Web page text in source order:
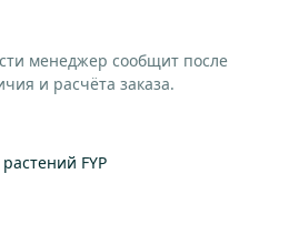
менеджер сообщит после
и расчёта заказа.
FYP